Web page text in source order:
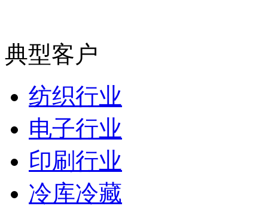
典型客户
纺织行业
电子行业
印刷行业
冷库冷藏